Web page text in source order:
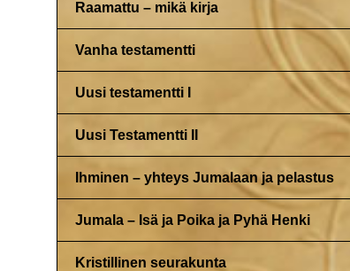
Raamattu – mikä kirja
Vanha testamentti
Uusi testamentti I
Uusi Testamentti II
Ihminen – yhteys Jumalaan ja pelastus
Jumala – Isä ja Poika ja Pyhä Henki
Kristillinen seurakunta